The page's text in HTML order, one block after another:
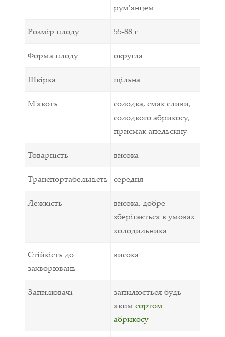
рум'янцем
Розмір плоду 55-88 г
Форма плоду округла
Шкірка щільна
М'якоть
солодка, смак сливи,
солодкого абрикосу,
присмак апельсину
Товарність висока
Транспортабельність середня
Лежкість
висока, добре
зберігається в умовах
холодильника
Стійкість до
захворювань
висока
Запилювачі
запилюється будь-
яким сортом
абрикосу